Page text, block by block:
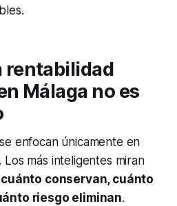
rentabilidad
Málaga no es
enfocan únicamente en
más inteligentes miran
cuánto conservan, cuánto
riesgo eliminan.